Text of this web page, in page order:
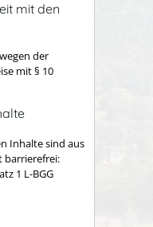
mit den
der
mit § 10
Inhalte sind aus
barrierefrei:
1 L-BGG